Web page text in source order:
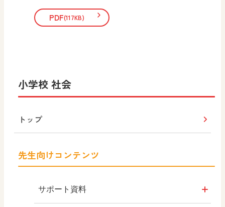
PDF(117KB)
小学校 社会
トップ
先生向けコンテンツ
サポート資料